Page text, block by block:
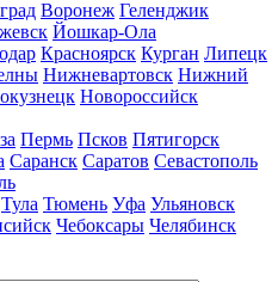
Воронеж Геленджик
Йошкар-Ола
Красноярск Курган Липецк
Нижневартовск Нижний
Новороссийск
Пермь Псков Пятигорск
Саранск Саратов Севастополь
Тула Тюмень Уфа Ульяновск
Чебоксары Челябинск